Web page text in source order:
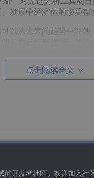
发展中经济体的接受程
挑战性的条件下按预
素上，而这些因素都
的环境中保持相关性同
点击阅读全文
的开发者社区。欢迎加入社